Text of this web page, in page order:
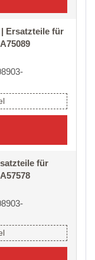
Ersatzteile für
für